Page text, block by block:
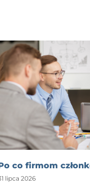
co firmom
lipca 2026